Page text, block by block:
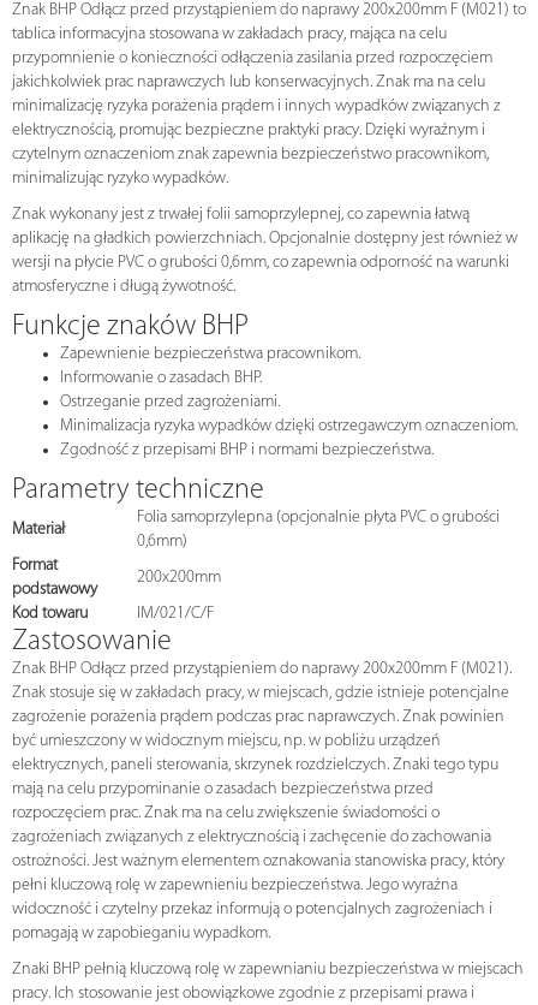
Znak BHP Odłącz przed przystąpieniem do naprawy 200x200mm F (M021) to
tablica informacyjna stosowana w zakładach pracy, mająca na celu
przypomnienie o konieczności odłączenia zasilania przed rozpoczęciem
jakichkolwiek prac naprawczych lub konserwacyjnych. Znak ma na celu
minimalizację ryzyka porażenia prądem i innych wypadków związanych z
elektrycznością, promując bezpieczne praktyki pracy. Dzięki wyraźnym i
czytelnym oznaczeniom znak zapewnia bezpieczeństwo pracownikom,
minimalizując ryzyko wypadków.
Znak wykonany jest z trwałej folii samoprzylepnej, co zapewnia łatwą
aplikację na gładkich powierzchniach. Opcjonalnie dostępny jest również w
wersji na płycie PVC o grubości 0,6mm, co zapewnia odporność na warunki
atmosferyczne i długą żywotność.
Funkcje znaków BHP
Zapewnienie bezpieczeństwa pracownikom.
Informowanie o zasadach BHP.
Ostrzeganie przed zagrożeniami.
Minimalizacja ryzyka wypadków dzięki ostrzegawczym oznaczeniom.
Zgodność z przepisami BHP i normami bezpieczeństwa.
Parametry techniczne
Materiał
Folia samoprzylepna (opcjonalnie płyta PVC o grubości
0,6mm)
Format
podstawowy
200x200mm
Kod towaru
IM/021/C/F
Zastosowanie
Znak BHP Odłącz przed przystąpieniem do naprawy 200x200mm F (M021).
Znak stosuje się w zakładach pracy, w miejscach, gdzie istnieje potencjalne
zagrożenie porażenia prądem podczas prac naprawczych. Znak powinien
być umieszczony w widocznym miejscu, np. w pobliżu urządzeń
elektrycznych, paneli sterowania, skrzynek rozdzielczych. Znaki tego typu
mają na celu przypominanie o zasadach bezpieczeństwa przed
rozpoczęciem prac. Znak ma na celu zwiększenie świadomości o
zagrożeniach związanych z elektrycznością i zachęcenie do zachowania
ostrożności. Jest ważnym elementem oznakowania stanowiska pracy, który
pełni kluczową rolę w zapewnieniu bezpieczeństwa. Jego wyraźna
widoczność i czytelny przekaz informują o potencjalnych zagrożeniach i
pomagają w zapobieganiu wypadkom.
Znaki BHP pełnią kluczową rolę w zapewnianiu bezpieczeństwa w miejscach
pracy. Ich stosowanie jest obowiązkowe zgodnie z przepisami prawa i